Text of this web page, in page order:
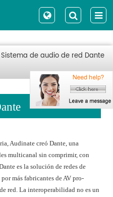
Sistema de audio de red Dante
Audinate creó Dante, una
multicanal sin comprimir, con
es la solución de redes de
más fabricantes de AV pro-
red. La interoperabilidad no es un